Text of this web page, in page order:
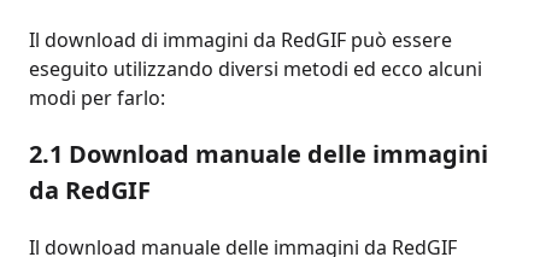
Il download di immagini da RedGIF può essere
eseguito utilizzando diversi metodi ed ecco alcuni
modi per farlo:
2.1 Download manuale delle immagini
da RedGIF
Il download manuale delle immagini da RedGIF